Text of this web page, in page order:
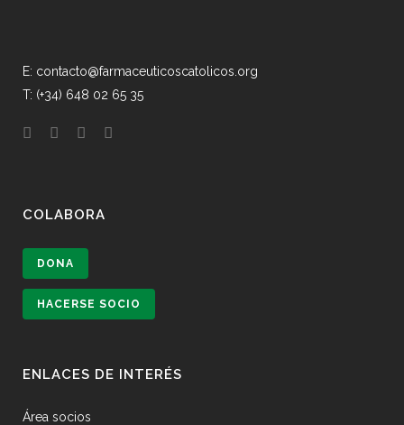
E: contacto@farmaceuticoscatolicos.org
T: (+34) 648 02 65 35
COLABORA
DONA
HACERSE SOCIO
ENLACES DE INTERÉS
Área socios